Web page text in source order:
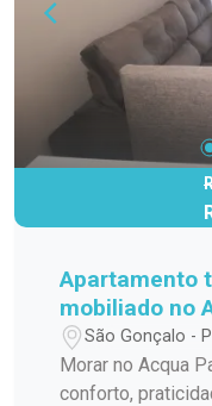
Apartamento
mobiliado no
São Gonçalo -
Morar no Acqua
conforto,